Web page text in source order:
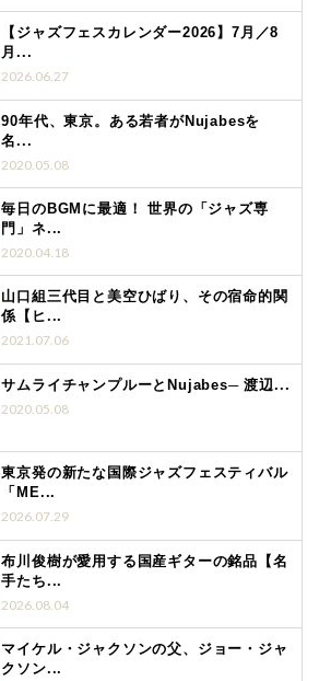
【ジャズフェスカレンダー2026】7月／8
月...
2026.06.27
90年代、東京。ある若者がNujabesを
名...
2020.05.08
毎日のBGMに最適！ 世界の「ジャズ専
門」ネ...
2020.04.18
山口組三代目と美空ひばり、その宿命的関
係【ヒ...
2021.07.06
サムライチャンプルーとNujabes─ 渡辺...
2020.05.08
東京発の新たな国際ジャズフェスティバル
「ME...
2026.07.29
布川俊樹が愛用する国産ギターの銘品【名
手たち...
2026.08.04
マイケル・ジャクソンの父、ジョー・ジャ
クソン...